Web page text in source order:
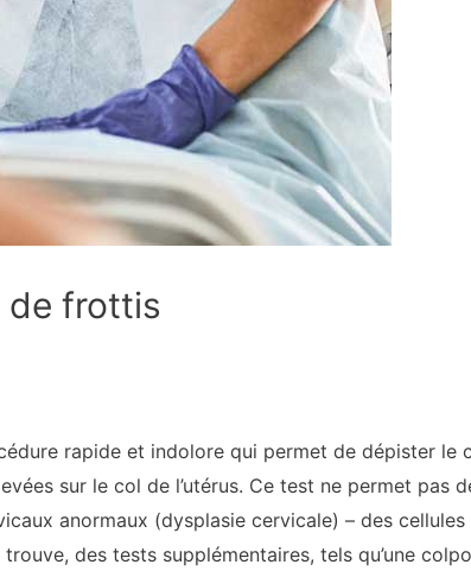
de frottis
rapide et indolore qui permet de dépister le
sur le col de l’utérus. Ce test ne permet pas
anormaux (dysplasie cervicale) – des
des tests supplémentaires, tels qu’une